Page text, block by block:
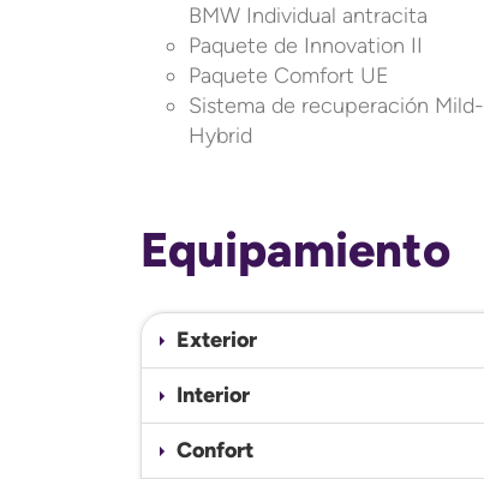
BMW Individual antracita
Paquete de Innovation II
Paquete Comfort UE
Sistema de recuperación Mild-
Hybrid
Equipamiento
Exterior
Interior
Confort